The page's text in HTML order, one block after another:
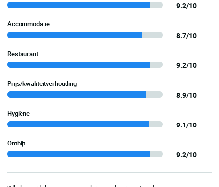
9.2/10
Accommodatie
8.7/10
Restaurant
9.2/10
Prijs/kwaliteitverhouding
8.9/10
Hygiëne
9.1/10
Ontbijt
9.2/10